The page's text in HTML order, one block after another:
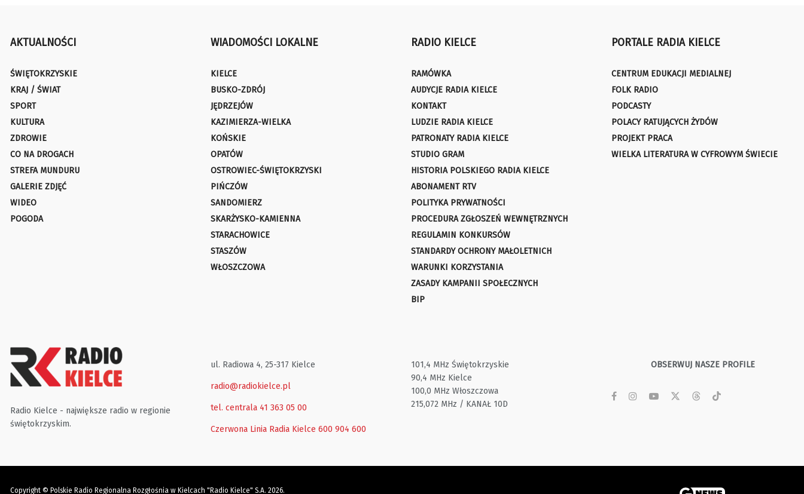
AKTUALNOŚCI
ŚWIĘTOKRZYSKIE
KRAJ / ŚWIAT
SPORT
KULTURA
ZDROWIE
CO NA DROGACH
STREFA MUNDURU
GALERIE ZDJĘĆ
WIDEO
POGODA
WIADOMOŚCI LOKALNE
KIELCE
BUSKO-ZDRÓJ
JĘDRZEJÓW
KAZIMIERZA-WIELKA
KOŃSKIE
OPATÓW
OSTROWIEC-ŚWIĘTOKRZYSKI
PIŃCZÓW
SANDOMIERZ
SKARŻYSKO-KAMIENNA
STARACHOWICE
STASZÓW
WŁOSZCZOWA
RADIO KIELCE
RAMÓWKA
AUDYCJE RADIA KIELCE
KONTAKT
LUDZIE RADIA KIELCE
PATRONATY RADIA KIELCE
STUDIO GRAM
HISTORIA POLSKIEGO RADIA KIELCE
ABONAMENT RTV
POLITYKA PRYWATNOŚCI
PROCEDURA ZGŁOSZEŃ WEWNĘTRZNYCH
REGULAMIN KONKURSÓW
STANDARDY OCHRONY MAŁOLETNICH
WARUNKI KORZYSTANIA
ZASADY KAMPANII SPOŁECZNYCH
BIP
PORTALE RADIA KIELCE
CENTRUM EDUKACJI MEDIALNEJ
FOLK RADIO
PODCASTY
POLACY RATUJĄCYCH ŻYDÓW
PROJEKT PRACA
WIELKA LITERATURA W CYFROWYM ŚWIECIE
Radio Kielce - największe radio w regionie
świętokrzyskim.
ul. Radiowa 4, 25-317 Kielce
radio@radiokielce.pl
tel. centrala 41 363 05 00
Czerwona Linia Radia Kielce 600 904 600
101,4 MHz Świętokrzyskie
90,4 MHz Kielce
100,0 MHz Włoszczowa
215,072 MHz / KANAŁ 10D
OBSERWUJ NASZE PROFILE
Copyright © Polskie Radio Regionalna Rozgłośnia w Kielcach "Radio Kielce" S.A. 2026.